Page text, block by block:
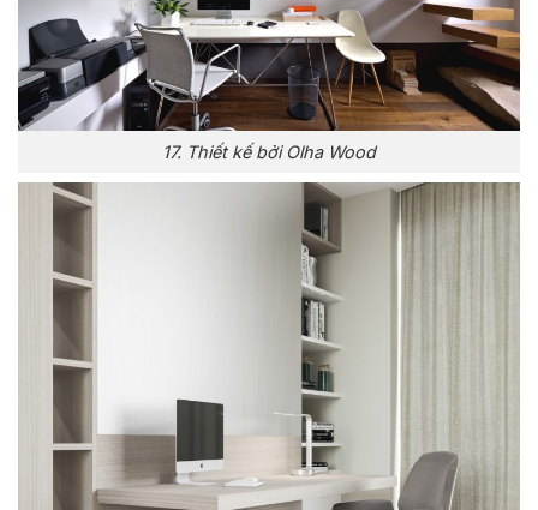
17. Thiết kế bởi Olha Wood